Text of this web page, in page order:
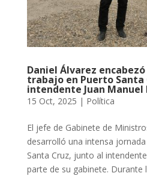
Daniel Álvarez
trabajo en Puerto
intendente Juan Manuel
15 Oct, 2025 | Política
El jefe de Gabinete de
desarrolló una intensa
Santa Cruz, junto al
parte de su gabinete. Durante